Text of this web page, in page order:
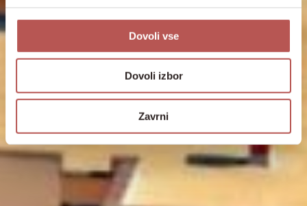
Dovoli vse
Dovoli izbor
Zavrni